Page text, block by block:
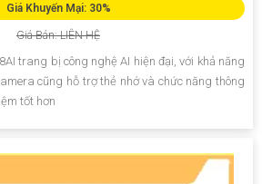
Giá Khuyến Mại: 30%
Giá Bán: LIÊN HỆ
trang bị công nghệ AI hiện đại, với khả năng
cũng hỗ trợ thẻ nhớ và chức năng thông
tốt hơn